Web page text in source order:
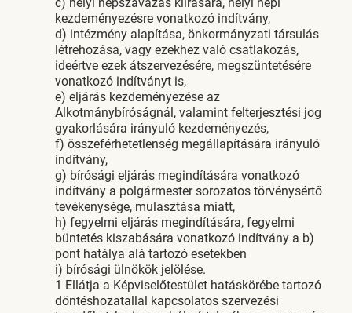
kezdeményezésre vonatkozó indítvány,
d) intézmény alapítása, önkormányzati társulás
létrehozása, vagy ezekhez való csatlakozás,
ideértve ezek átszervezésére, megszüntetésére
vonatkozó indítványt is,
e) eljárás kezdeményezése az
Alkotmánybíróságnál, valamint felterjesztési jog
gyakorlására irányuló kezdeményezés,
f) összeférhetetlenség megállapítására irányuló
indítvány,
g) bírósági eljárás megindítására vonatkozó
indítvány a polgármester sorozatos törvénysértő
tevékenysége, mulasztása miatt,
h) fegyelmi eljárás megindítására, fegyelmi
büntetés kiszabására vonatkozó indítvány a b)
pont hatálya alá tartozó esetekben
i) bírósági ülnökök jelölése.
1 Ellátja a Képviselőtestület hatáskörébe tartozó
döntéshozatallal kapcsolatos szervezési